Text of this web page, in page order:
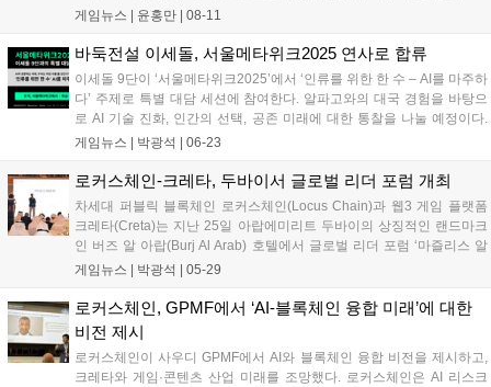
전용 클라이언트를 다운로드할 수 있다. 정식 출시는 12일 오후 3시에
게임뉴스 | 윤홍만 | 08-11
바둑전설 이세돌, 서울메타위크2025 연사로 합류
이세돌 9단이 ‘서울메타위크2025’에서 ‘인류를 위한 한 수 – AI를 마주하
다’ 주제로 특별 대담 세션에 참여한다. 알파고와의 대국 경험을 바탕으
로 AI 기술 진화, 인간의 선택, 공존 미래에 대한 통찰을 나눌 예정이다.
딥마인드, 삼성전자 등 국내외 빅테크 기업들이 참여하여 AI 및 Web3 기
게임뉴스 | 박광석 | 06-23
로커스체인-크레타, 두바이서 글로벌 리더 포럼 개최
차세대 퍼블릭 블록체인 로커스체인(Locus Chain)과 웹3 게임 플랫폼
크레타(Creta)는 지난 25일 아랍에미리트 두바이의 상징적인 랜드마크
인 버즈 알 아랍(Burj Al Arab) 호텔에서 글로벌 리더 포럼 ‘마즐리스 알
루야(Majlis Al-Ru’ya)’ 행사를 공동 개최했다고 밝혔다. 비전가들의 모임
게임뉴스 | 박광석 | 05-29
로커스체인, GPMF에서 ‘AI-블록체인 융합 미래’에 대한
비전 제시
로커스체인이 사우디 GPMF에서 AI와 블록체인 융합 비전을 제시하고,
크레타와 게임·콘텐츠 산업 미래를 조망했다. 로커스체인은 AI 리스크